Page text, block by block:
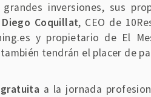
inversiones, sus
Diego Coquillat, CEO de
y propietario de El
tendrán el placer de
a la jornada